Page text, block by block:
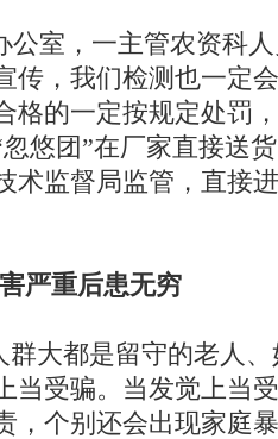
室，一主管农资科
传，我们检测也一定
格的一定按规定处罚
忽悠团”在厂家直接送
术监督局监管，直接
严重后患无穷
大都是留守的老人
当受骗。当发觉上当
，个别还会出现家庭